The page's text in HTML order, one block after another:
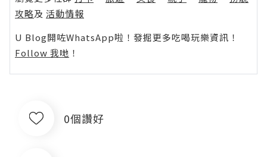
攻略及 活動情報
U Blog開咗WhatsApp啦！發掘更多吃喝玩樂資訊！
Follow 我哋 ！
0個讚好